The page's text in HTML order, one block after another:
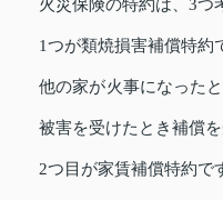
火災保険の特約は、3つ
1つが類焼損害補償特約
他の家が火事になった
被害を受けたとき補償を
2つ目が家賃補償特約で